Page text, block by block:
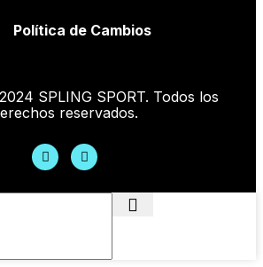
Política de Cambios
SPLING SPORT. Todos los
reservados.